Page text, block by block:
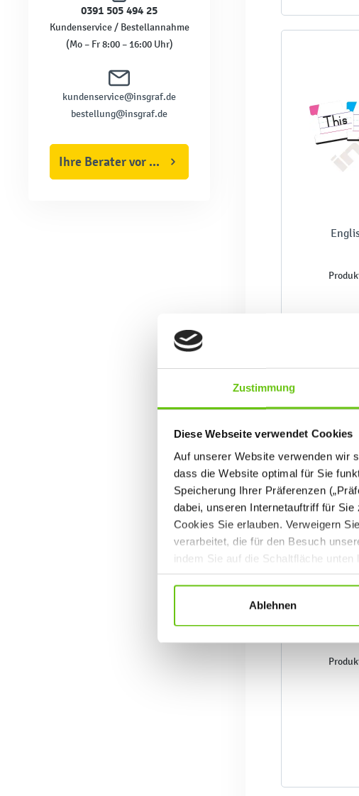
Zustimmung
Diese Webseite verwendet Cookies
Auf unserer Website verwenden wir
dass die Website optimal für Sie
Speicherung Ihrer Präferenzen
dabei, unseren Internetauftriff für
Cookies Sie erlauben. Verweigern
verarbeitet, die für den Besuch
indem Sie auf die Schaltfläche
Datenschutzrichtlinien.
Ablehnen
0391 505 494 25
Kundenservice / Bestellannahme
(Mo – Fr 8:00 – 16:00 Uhr)
kundenservice@insgraf.de
bestellung@insgraf.de
Ihre Berater vor Ort